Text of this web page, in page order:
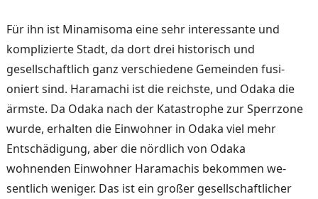
Für ihn ist Minamisoma eine sehr interessante und
kompli­zierte Stadt, da dort drei histo­risch und
gesellschaftlich ganz verschiedene Gemeinden fusi­
oniert sind. Haramachi ist die reichste, und Odaka die
ärms­te. Da Odaka nach der Kata­strophe zur Sperrzone
wurde, erhalten die Einwohner in Odaka viel mehr
Entschädi­gung, aber die nördlich von Odaka
wohnenden Einwohner Haramachis bekommen we­
sentlich weniger. Das ist ein großer gesellschaftlicher